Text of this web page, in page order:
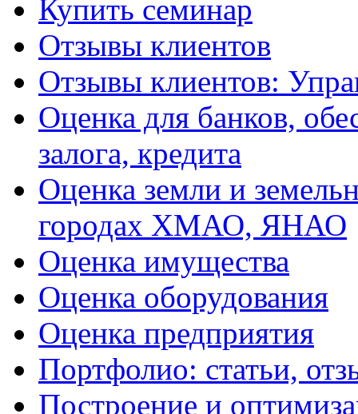
Купить семинар
Отзывы клиентов
Отзывы клиентов:
Оценка для банков,
залога, кредита
Оценка земли и
городах ХМАО, ЯНАО
Оценка имущества
Оценка оборудования
Оценка предприятия
Портфолио: статьи,
Построение и